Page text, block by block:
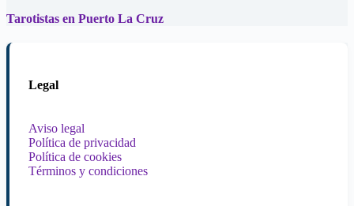
Tarotistas en Puerto La Cruz
Legal
Aviso legal
Política de privacidad
Política de cookies
Términos y condiciones